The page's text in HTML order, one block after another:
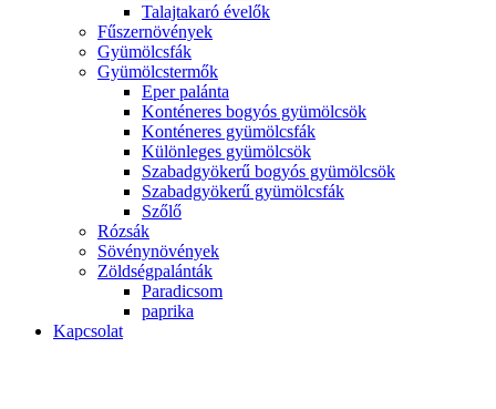
Talajtakaró évelők
Fűszernövények
Gyümölcsfák
Gyümölcstermők
Eper palánta
Konténeres bogyós gyümölcsök
Konténeres gyümölcsfák
Különleges gyümölcsök
Szabadgyökerű bogyós gyümölcsök
Szabadgyökerű gyümölcsfák
Szőlő
Rózsák
Sövénynövények
Zöldségpalánták
Paradicsom
paprika
Kapcsolat